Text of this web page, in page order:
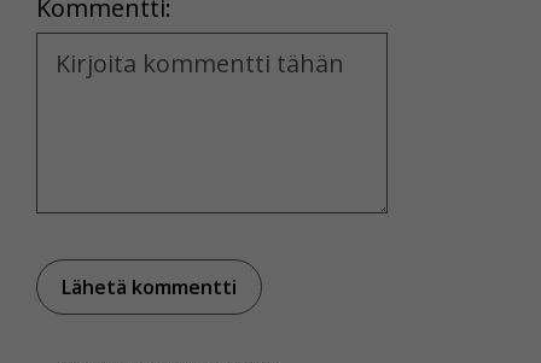
Kommentti:
Kommentti